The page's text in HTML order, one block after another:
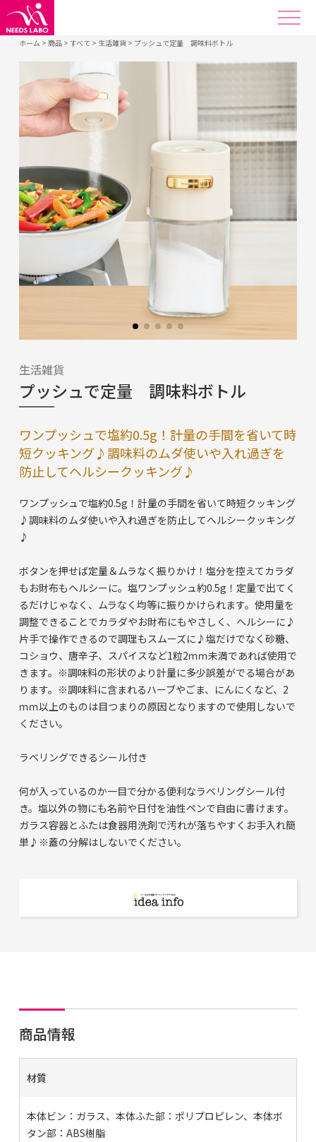
ホーム > 商品> すべて > 生活雑貨> プッシュで定量 調味料ボトル
生活雑貨
プッシュで定量 調味料ボトル
ワンプッシュで塩約0.5g！計量の手間を省いて時
短クッキング♪調味料のムダ使いや入れ過ぎを
防止してヘルシークッキング♪
ワンプッシュで塩約0.5g！計量の手間を省いて時短クッキング
♪調味料のムダ使いや入れ過ぎを防止してヘルシークッキング
♪
ボタンを押せば定量＆ムラなく振りかけ！塩分を控えてカラダ
もお財布もヘルシーに。塩ワンプッシュ約0.5g！定量で出てく
るだけじゃなく、ムラなく均等に振りかけられます。使用量を
調整できることでカラダやお財布にもやさしく、ヘルシーに♪
片手で操作できるので調理もスムーズに♪塩だけでなく砂糖、
コショウ、唐辛子、スパイスなど1粒2ｍｍ未満であれば使用で
きます。※調味料の形状のより計量に多少誤差がでる場合があ
ります。※調味料に含まれるハーブやごま、にんにくなど、2
ｍｍ以上のものは目つまりの原因となりますので使用しないで
ください。
ラベリングできるシール付き
何が入っているのか一目で分かる便利なラベリングシール付
き。塩以外の物にも名前や日付を油性ペンで自由に書けます。
ガラス容器とふたは食器用洗剤で汚れが落ちやすくお手入れ簡
単♪※蓋の分解はしないでください。
商品情報
材質
本体ビン：ガラス、本体ふた部：ポリプロピレン、本体ボ
タン部：ABS樹脂